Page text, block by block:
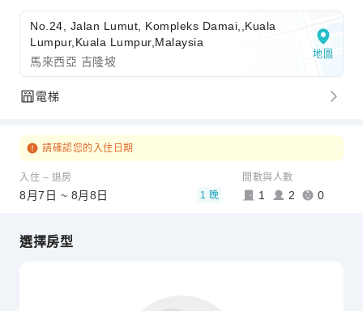
No.24, Jalan Lumut, Kompleks Damai,,Kuala
Lumpur,Kuala Lumpur,Malaysia
馬來西亞 吉隆坡
地圖
電梯
請確認您的入住日期
入住 – 退房
8月7日 ~ 8月8日 1 晚
間數與人數
1 2 0
選擇房型